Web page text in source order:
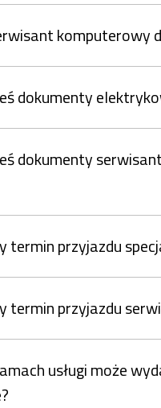
komputerowy
dokumenty
dokumenty
termin przyjazdu
termin przyjazdu
usługi może